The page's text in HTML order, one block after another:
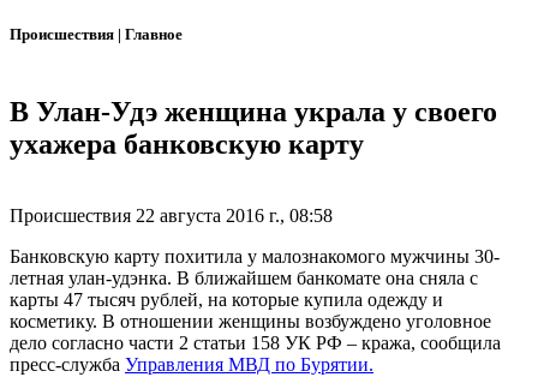
Происшествия | Главное
В Улан-Удэ женщина украла у своего
ухажера банковскую карту
Происшествия 22 августа 2016 г., 08:58
Банковскую карту похитила у малознакомого мужчины 30-
летная улан-удэнка. В ближайшем банкомате она сняла с
карты 47 тысяч рублей, на которые купила одежду и
косметику. В отношении женщины возбуждено уголовное
дело согласно части 2 статьи 158 УК РФ – кража, сообщила
пресс-служба Управления МВД по Бурятии.